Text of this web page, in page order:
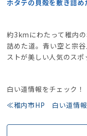
ホタテの貝殻を敷き詰め
約3kmにわたって稚内
詰めた道。青い空と宗
ストが美しい人気のスポ
白い道情報をチェック！
≪稚内市HP 白い道情